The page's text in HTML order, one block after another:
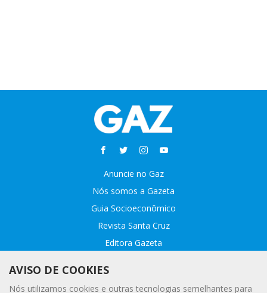
Anuncie no Gaz
Nós somos a Gazeta
Guia Socioeconômico
Revista Santa Cruz
Editora Gazeta
Fale conosco
AVISO DE COOKIES
Nós utilizamos cookies e outras tecnologias semelhantes para